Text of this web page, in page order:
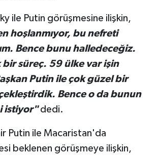
ile Putin görüşmesine ilişkin,
hoşlanmıyor, bu nefreti
Bence bunu halledeceğiz.
bir süreç. 59 ülke var işin
Putin ile çok güzel bir
Bence o da bunun
istiyor"dedi.
Putin ile Macaristan'da
beklenen görüşmeye ilişkin,